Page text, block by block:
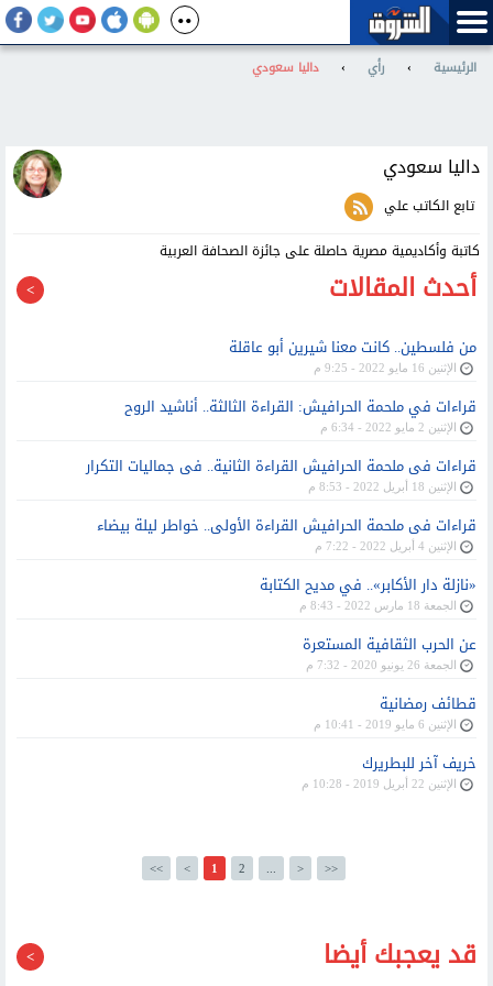
الرئيسية › رأي › داليا سعودي
داليا سعودي
تابع الكاتب علي
كاتبة وأكاديمية مصرية حاصلة على جائزة الصحافة العربية
أحدث المقالات
من فلسطين.. كانت معنا شيرين أبو عاقلة
الإثنين 16 مايو 2022 - 9:25 م
قراءات في ملحمة الحرافيش: القراءة الثالثة.. أناشيد الروح
الإثنين 2 مايو 2022 - 6:34 م
قراءات فى ملحمة الحرافيش القراءة الثانية.. فى جماليات التكرار
الإثنين 18 أبريل 2022 - 8:53 م
قراءات فى ملحمة الحرافيش القراءة الأولى.. خواطر ليلة بيضاء
الإثنين 4 أبريل 2022 - 7:22 م
«نازلة دار الأكابر».. في مديح الكتابة
الجمعة 18 مارس 2022 - 8:43 م
عن الحرب الثقافية المستعرة
الجمعة 26 يونيو 2020 - 7:32 م
قطائف رمضانية
الإثنين 6 مايو 2019 - 10:41 م
خريف آخر للبطريرك
الإثنين 22 أبريل 2019 - 10:28 م
<< < 1 2 > >>
قد يعجبك أيضا